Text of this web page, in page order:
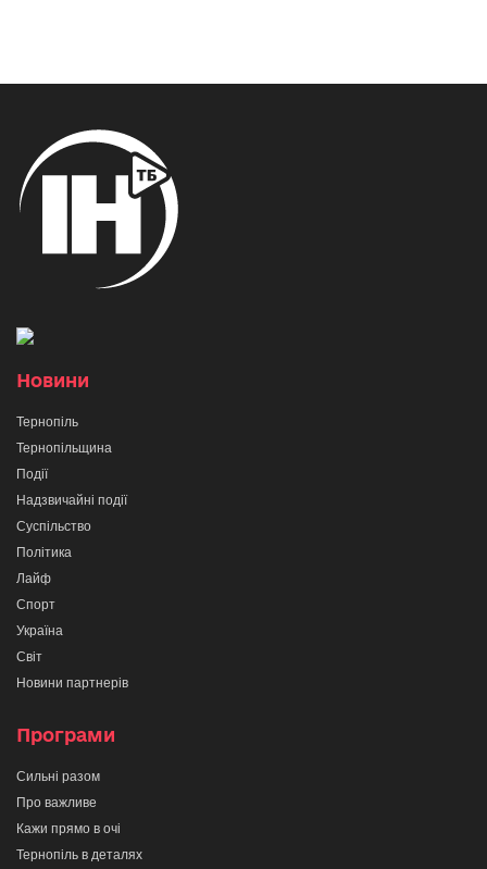
Новини
Тернопіль
Тернопільщина
Події
Надзвичайні події
Суспільство
Політика
Лайф
Спорт
Україна
Світ
Новини партнерів
Програми
Сильні разом
Про важливе
Кажи прямо в очі
Тернопіль в деталях